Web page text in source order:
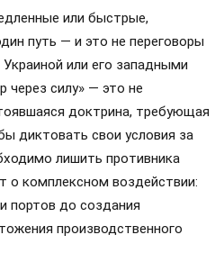
или быстрые,
путь — и это не переговоры
или его западными
через силу» — это не
доктрина, требующая
диктовать свои условия за
лишить противника
о комплексном воздействии:
портов до создания
производственного